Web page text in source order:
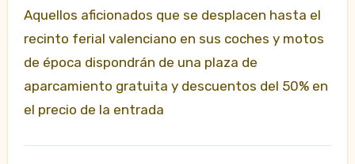
Aquellos aficionados que se desplacen hasta el
recinto ferial valenciano en sus coches y motos
de época dispondrán de una plaza de
aparcamiento gratuita y descuentos del 50% en
el precio de la entrada